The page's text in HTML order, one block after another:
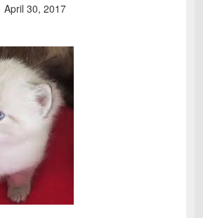
April 30, 2017